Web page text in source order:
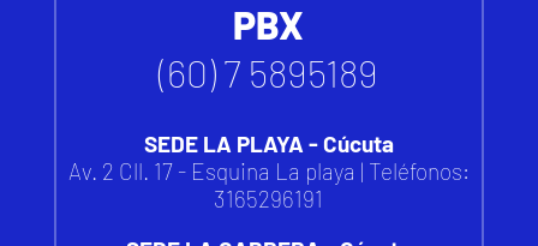
PBX
(60) 7 5895189
SEDE LA PLAYA - Cúcuta
Av. 2 Cll. 17 - Esquina La playa | Teléfonos:
3165296191